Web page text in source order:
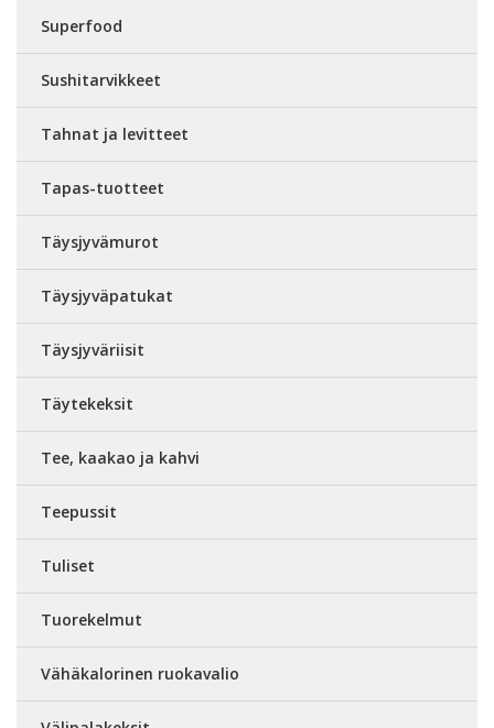
Superfood
Sushitarvikkeet
Tahnat ja levitteet
Tapas-tuotteet
Täysjyvämurot
Täysjyväpatukat
Täysjyväriisit
Täytekeksit
Tee, kaakao ja kahvi
Teepussit
Tuliset
Tuorekelmut
Vähäkalorinen ruokavalio